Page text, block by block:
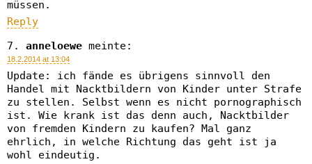
müssen.
Reply
anneloewe meinte:
18.2.2014 at 13:04
Update: ich fände es übrigens sinnvoll den
Handel mit Nacktbildern von Kinder unter Strafe
zu stellen. Selbst wenn es nicht pornographisch
ist. Wie krank ist das denn auch, Nacktbilder
von fremden Kindern zu kaufen? Mal ganz
ehrlich, in welche Richtung das geht ist ja
wohl eindeutig.